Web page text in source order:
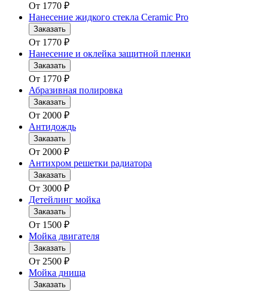
От 1770 ₽
Нанесение жидкого стекла Ceramic Pro
Заказать
От 1770 ₽
Нанесение и оклейка защитной пленки
Заказать
От 1770 ₽
Абразивная полировка
Заказать
От 2000 ₽
Антидождь
Заказать
От 2000 ₽
Антихром решетки радиатора
Заказать
От 3000 ₽
Детейлинг мойка
Заказать
От 1500 ₽
Мойка двигателя
Заказать
От 2500 ₽
Мойка днища
Заказать